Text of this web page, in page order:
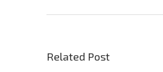
Related Post